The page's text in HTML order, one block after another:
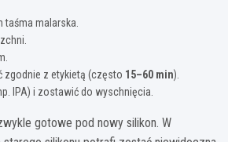
malarska.
zgodnie z etykietą (często 15–60 min).
IPA) i zostawić do wyschnięcia.
gotowe pod nowy silikon. W